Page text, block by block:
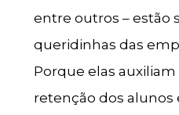
entre outros – estão
queridinhas das
Porque elas
retenção dos alunos